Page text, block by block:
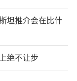
坦推介会在比什
绝不让步